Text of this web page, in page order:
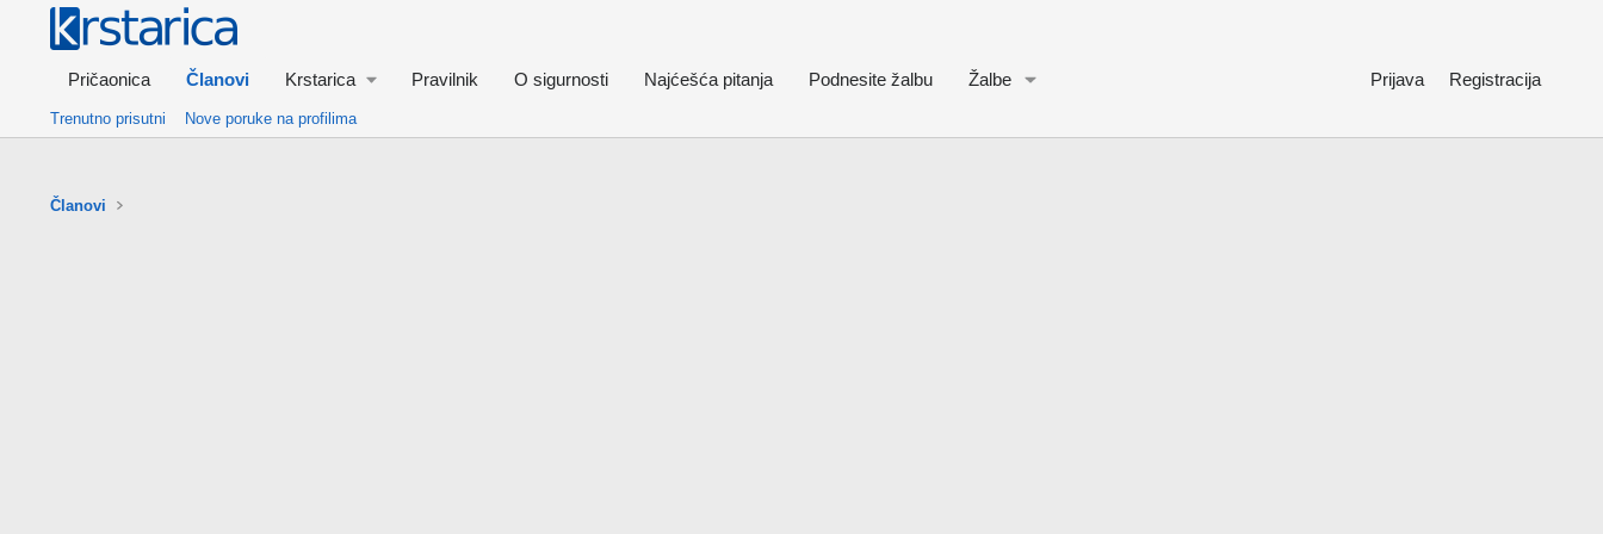
Pričaonica Članovi Krstarica Pravilnik O sigurnosti Najćešća pitanja Podnesite žalbu Žalbe Prijava Registracija
Trenutno prisutni Nove poruke na profilima
Članovi